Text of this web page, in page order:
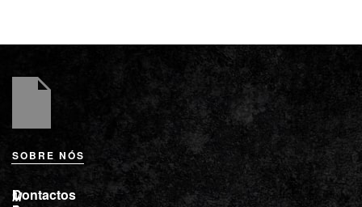
SOBRE NÓS
M
L
IContactos